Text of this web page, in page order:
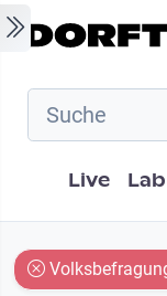
Skip to main content
Live Lab